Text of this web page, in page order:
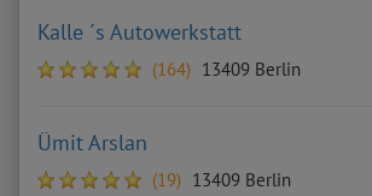
Kalle ´s Autowerkstatt
(164) 13409 Berlin
Ümit Arslan
(19) 13409 Berlin